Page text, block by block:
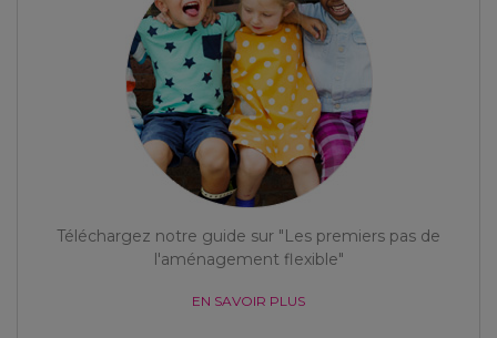
Téléchargez notre guide sur "Les premiers pas de
l'aménagement flexible"
EN SAVOIR PLUS